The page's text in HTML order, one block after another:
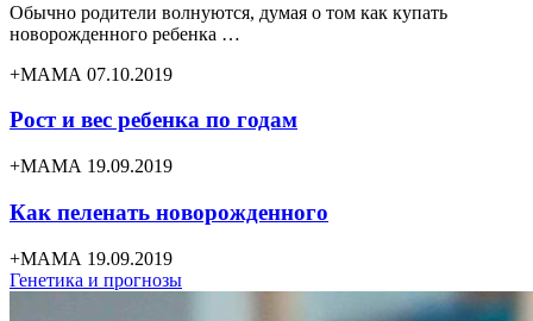
Обычно родители волнуются, думая о том как купать
новорожденного ребенка …
+МАМА 07.10.2019
Рост и вес ребенка по годам
+МАМА 19.09.2019
Как пеленать новорожденного
+МАМА 19.09.2019
Генетика и прогнозы